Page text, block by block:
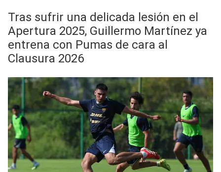
Tras sufrir una delicada lesión en el
Apertura 2025, Guillermo Martínez ya
entrena con Pumas de cara al
Clausura 2026